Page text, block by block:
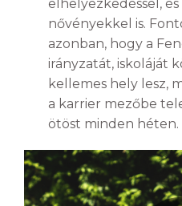
elhelyezkedéssel,
nővényekkel is.
azonban, hogy a
irányzatát, iskoláját
kellemes hely lesz,
a karrier mezőbe
ötöst minden héten.